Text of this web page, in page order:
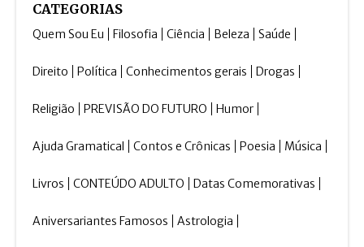
CATEGORIAS
Quem Sou Eu Filosofia Ciência Beleza Saúde
Direito Política Conhecimentos gerais Drogas
Religião PREVISÃO DO FUTURO Humor
Ajuda Gramatical Contos e Crônicas Poesia Música
Livros CONTEÚDO ADULTO Datas Comemorativas
Aniversariantes Famosos Astrologia